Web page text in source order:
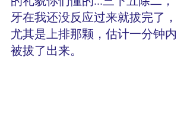
牙在我还没反应过来就拔完了，
尤其是上排那颗，估计一分钟内
被拔了出来。